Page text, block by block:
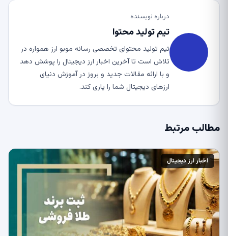
درباره نویسنده
تیم تولید محتوا
تیم تولید محتوای تخصصی رسانه موبو ارز همواره در
تلاش است تا آخرین اخبار ارز دیجیتال را پوشش دهد
و با ارائه مقالات جدید و بروز در آموزش دنیای
ارزهای دیجیتال شما را یاری کند.
مطالب مرتبط
اخبار ارز دیجیتال